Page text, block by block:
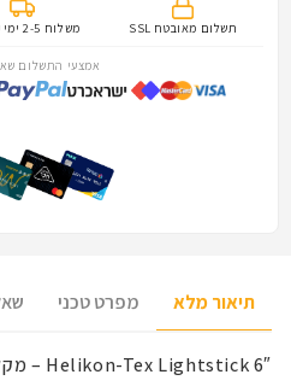
תשלום מאובטח SSL משלוח 2-5 ימי עסקים
אמצעי התשלום
תיאור מלא מפרט טכני
Helikon-Tex Lightstick 6″ – מקל תאורה חד-פעמי איכותי